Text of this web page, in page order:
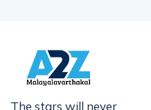
The stars will never